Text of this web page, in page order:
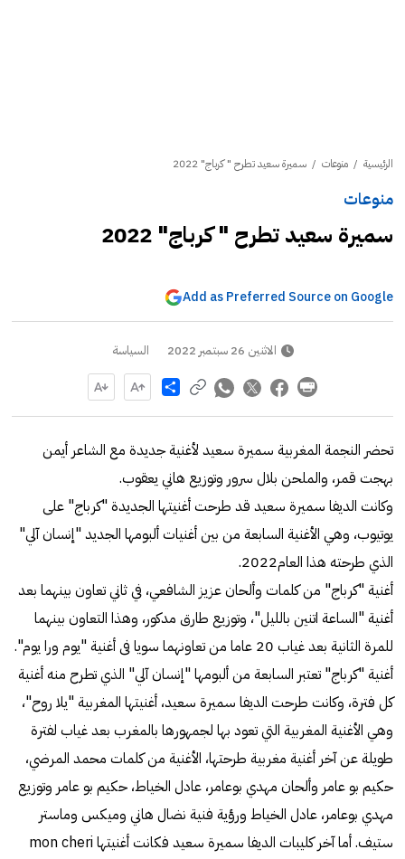
الرئيسية / منوعات / سميرة سعيد تطرح " كرباج" 2022
منوعات
سميرة سعيد تطرح " كرباج" 2022
Add as Preferred Source on Google
الاثنين 26 سبتمبر 2022 السياسة
Share
تحضر النجمة المغربية سميرة سعيد لأغنية جديدة مع الشاعر أيمن
بهجت قمر، والملحن بلال سرور وتوزيع هاني يعقوب.
وكانت الديفا سميرة سعيد قد طرحت أغنيتها الجديدة "كرباج" على
يوتيوب، وهي الأغنية السابعة من بين أغنيات ألبومها الجديد "إنسان آلي"
الذي طرحته هذا العام2022.
أغنية "كرباج" من كلمات وألحان عزيز الشافعي، في ثاني تعاون بينهما بعد
أغنية "الساعة اتنين بالليل"، وتوزيع طارق مدكور، وهذا التعاون بينهما
للمرة الثانية بعد غياب 20 عاما من تعاونهما سويا فى أغنية "يوم ورا يوم".
أغنية "كرباج" تعتبر السابعة من ألبومها "إنسان آلي" الذي تطرح منه أغنية
كل فترة، وكانت طرحت الديفا سميرة سعيد، أغنيتها المغربية "يلا روح"،
وهي الأغنية المغربية التي تعود بها لجمهورها بالمغرب بعد غياب لفترة
طويلة عن آخر أغنية مغربية طرحتها، الأغنية من كلمات محمد المرضي،
حكيم بو عامر وألحان مهدي بوعامر، عادل الخياط، حكيم بو عامر وتوزيع
مهدي بوعامر، عادل الخياط ورؤية فنية نضال هاني وميكس وماستر
ستيف. أما آخر كليبات الديفا سميرة سعيد فكانت أغنيتها mon cheri